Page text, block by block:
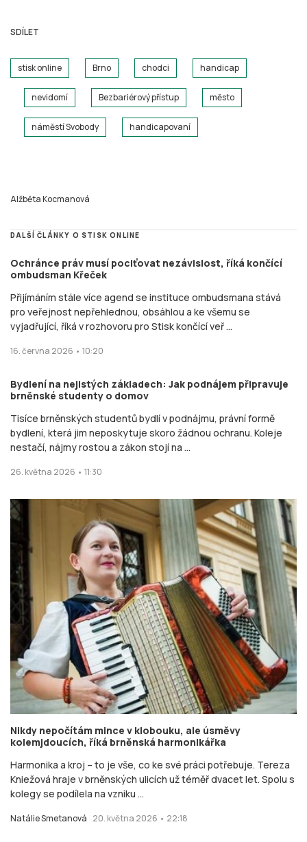
SDÍLET
stisk online Brno chodci handicap
nevidomí Bezbariérový přístup město
náměstí Svobody handicapovaní
Alžběta Kocmanová
DALŠÍ ČLÁNKY O STISK ONLINE
Ochránce práv musí pociťovat nezávislost, říká končící
ombudsman Křeček
Přijímáním stále více agend se instituce ombudsmana stává
pro veřejnost nepřehlednou, obsáhlou a ke všemu se
vyjadřující, říká v rozhovoru pro Stisk končící veř ...
16. června 2026 • 10:20
Bydlení na nejistých základech: Jak podnájem připravuje
brněnské studenty o domov
Tisíce brněnských studentů bydlí v podnájmu, právní formě
bydlení, která jim neposkytuje skoro žádnou ochranu. Koleje
nestačí, nájmy rostou a zákon stojí na ...
26. května 2026 • 11:30
Nikdy nepočítám mince v klobouku, ale úsměvy
kolemjdoucích, říká brněnská harmonikářka
Harmonika a kroj – to je vše, co ke své práci potřebuje. Tereza
Kniežová hraje v brněnských ulicích už téměř dvacet let. Spolu s
kolegy se podílela na vzniku ...
Natálie Smetanová 20. května 2026 • 22:18